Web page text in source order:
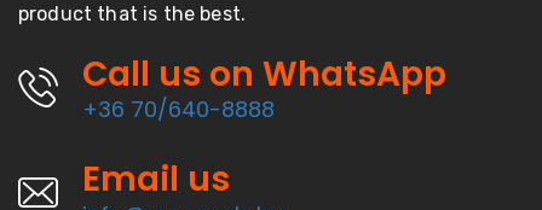
product that is the best.
Call us on WhatsApp
+36 70/640-8888
Email us